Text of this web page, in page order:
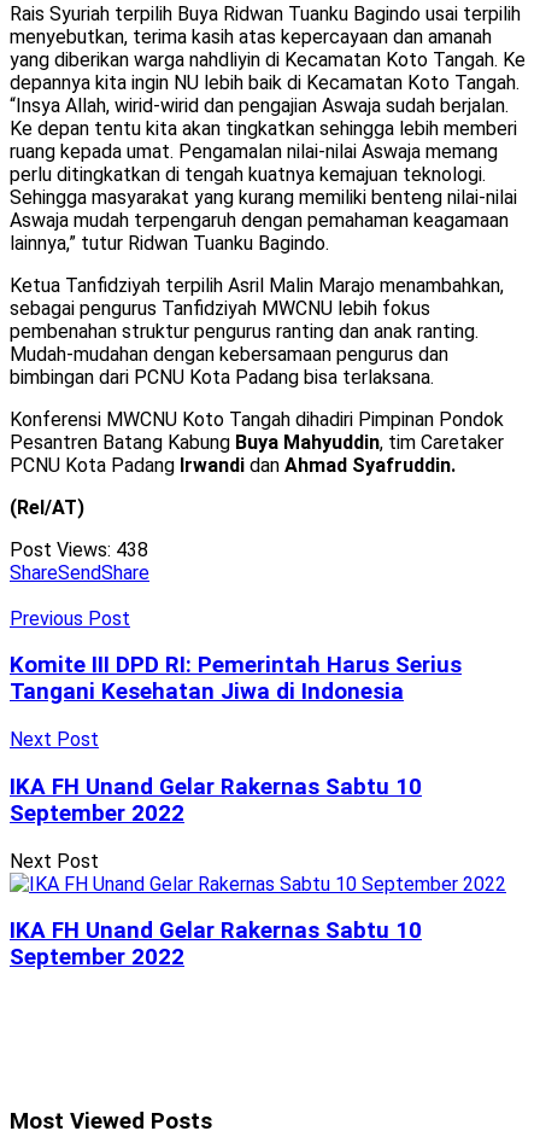
Rais Syuriah terpilih Buya Ridwan Tuanku Bagindo usai terpilih
menyebutkan, terima kasih atas kepercayaan dan amanah
yang diberikan warga nahdliyin di Kecamatan Koto Tangah. Ke
depannya kita ingin NU lebih baik di Kecamatan Koto Tangah.
“Insya Allah, wirid-wirid dan pengajian Aswaja sudah berjalan.
Ke depan tentu kita akan tingkatkan sehingga lebih memberi
ruang kepada umat. Pengamalan nilai-nilai Aswaja memang
perlu ditingkatkan di tengah kuatnya kemajuan teknologi.
Sehingga masyarakat yang kurang memiliki benteng nilai-nilai
Aswaja mudah terpengaruh dengan pemahaman keagamaan
lainnya,” tutur Ridwan Tuanku Bagindo.
Ketua Tanfidziyah terpilih Asril Malin Marajo menambahkan,
sebagai pengurus Tanfidziyah MWCNU lebih fokus
pembenahan struktur pengurus ranting dan anak ranting.
Mudah-mudahan dengan kebersamaan pengurus dan
bimbingan dari PCNU Kota Padang bisa terlaksana.
Konferensi MWCNU Koto Tangah dihadiri Pimpinan Pondok
Pesantren Batang Kabung Buya Mahyuddin, tim Caretaker
PCNU Kota Padang Irwandi dan Ahmad Syafruddin.
(Rel/AT)
Post Views: 438
ShareSendShare
Previous Post
Komite III DPD RI: Pemerintah Harus Serius
Tangani Kesehatan Jiwa di Indonesia
Next Post
IKA FH Unand Gelar Rakernas Sabtu 10
September 2022
Next Post
IKA FH Unand Gelar Rakernas Sabtu 10
September 2022
Most Viewed Posts